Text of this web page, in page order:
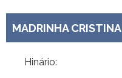
MADRINHA CRISTINA
Hinário: